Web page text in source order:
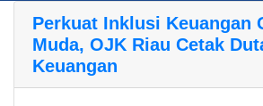
Perkuat Inklusi Keuangan
Muda, OJK Riau Cetak
Keuangan